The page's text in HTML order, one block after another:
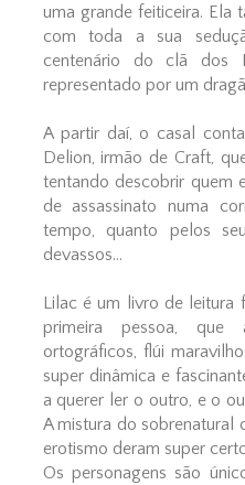
uma grande feiticeira. Ela
com toda a sua
centenário do clã dos
representado por um
A partir daí, o casal
Delion, irmão de Craft,
tentando descobrir quem
de assassinato numa
tempo, quanto pelos
devassos...
Lilac é um livro de leitura
primeira pessoa, que
ortográficos, flúi
super dinâmica e
a querer ler o outro, e o
A mistura do sobrenatural
erotismo deram super
Os personagens são